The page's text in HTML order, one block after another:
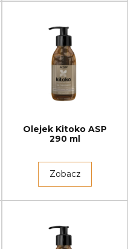
Olejek Kitoko ASP
290 ml
Zobacz